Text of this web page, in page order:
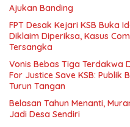
Ajukan Banding
FPT Desak Kejari KSB Buka
Diklaim Diperiksa, Kasus
Tersangka
Vonis Bebas Tiga Terdakwa
For Justice Save KSB: Publik
Turun Tangan
Belasan Tahun Menanti,
Jadi Desa Sendiri